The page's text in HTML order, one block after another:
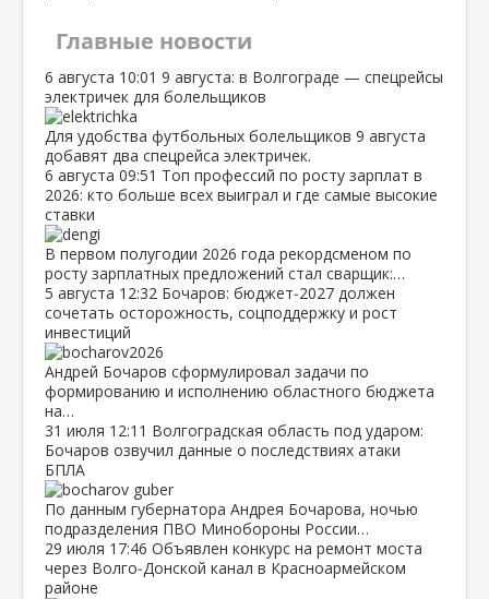
Главные новости
6 августа 10:01 9 августа: в Волгограде — спецрейсы
электричек для болельщиков
Для удобства футбольных болельщиков 9 августа
добавят два спецрейса электричек.
6 августа 09:51 Топ профессий по росту зарплат в
2026: кто больше всех выиграл и где самые высокие
ставки
В первом полугодии 2026 года рекордсменом по
росту зарплатных предложений стал сварщик:…
5 августа 12:32 Бочаров: бюджет‑2027 должен
сочетать осторожность, соцподдержку и рост
инвестиций
Андрей Бочаров сформулировал задачи по
формированию и исполнению областного бюджета
на…
31 июля 12:11 Волгоградская область под ударом:
Бочаров озвучил данные о последствиях атаки
БПЛА
По данным губернатора Андрея Бочарова, ночью
подразделения ПВО Минобороны России…
29 июля 17:46 Объявлен конкурс на ремонт моста
через Волго‑Донской канал в Красноармейском
районе